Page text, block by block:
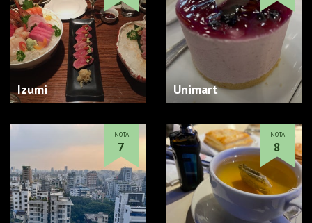
Izumi Unimart
NOTA
7
NOTA
8